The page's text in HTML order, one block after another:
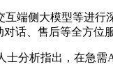
端侧大模型等进行
话、售后等全方位服
分析指出，在急需